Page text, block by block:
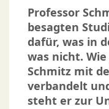
Professor
besagten
dafür, was in
was nicht.
Schmitz mit
verbandelt
steht er zur